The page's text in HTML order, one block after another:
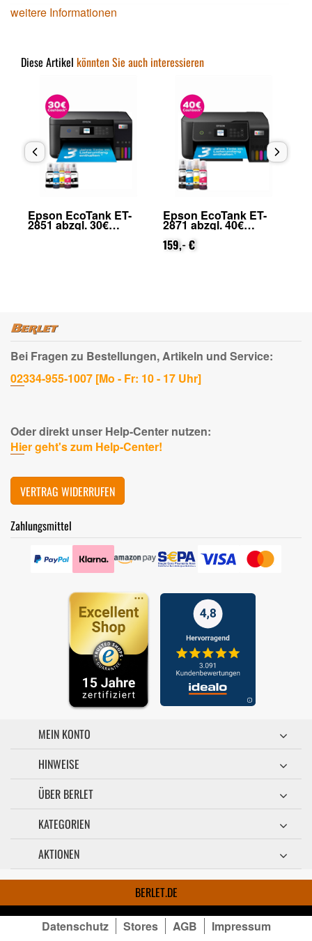
weitere Informationen
Diese Artikel könnten Sie auch interessieren
Epson EcoTank ET-
2871 abzgl. 40€
Cashback (von Epson
Epson EcoTank ET-
4950 abzgl. 60€
Cashback (von Epson
nach Registrierung)
454,99 €
Bei Fragen zu Bestellungen, Artikeln und Service:
02334-955-1007 [Mo - Fr: 10 - 17 Uhr]
Oder direkt unser Help-Center nutzen:
Hier geht's zum Help-Center!
VERTRAG WIDERRUFEN
Zahlungsmittel
MEIN KONTO
HINWEISE
ÜBER BERLET
KATEGORIEN
AKTIONEN
BERLET.DE
Datenschutz Stores AGB Impressum